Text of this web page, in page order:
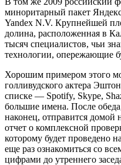
миноритарный пакет
Yandex N.V. Крупнейшей
долина, расположенная в
тысяч специалистов, чьи
технологии, опережающие
Хорошим примером этого
голливудского актера
списке — Spotify, Skype,
большие имена. После
наконец, отправится домой
отчет о комплексной
которому будет проведено
еще раз ознакомиться со
цифрами до утреннего